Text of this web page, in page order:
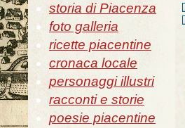
storia di Piacenza
foto galleria
ricette piacentine
cronaca locale
personaggi illustri
racconti e storie
poesie piacentine